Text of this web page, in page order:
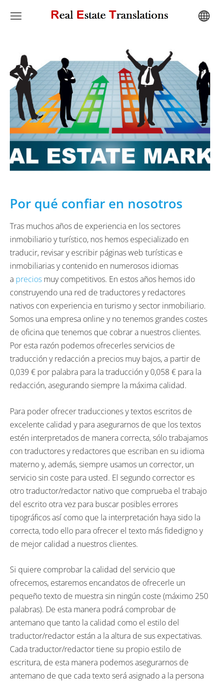
Por qué confiar en nosotros
Tras muchos años de experiencia en los sectores
inmobiliario y turístico, nos hemos especializado en
traducir, revisar y escribir páginas web turísticas e
inmobiliarias y contenido en numerosos idiomas
a precios muy competitivos. En estos años hemos ido
construyendo una red de traductores y redactores
nativos con experiencia en turismo y sector inmobiliario.
Somos una empresa online y no tenemos grandes costes
de oficina que tenemos que cobrar a nuestros clientes.
Por esta razón podemos ofrecerles servicios de
traducción y redacción a precios muy bajos, a partir de
0,039 € por palabra para la traducción y 0,058€ para la
redacción, asegurando siempre la máxima calidad.
Para poder ofrecer traducciones y textos escritos de
excelente calidad y para asegurarnos de que los textos
estén interpretados de manera correcta, sólo trabajamos
con traductores y redactores que escriban en su idioma
materno y, además, siempre usamos un corrector, un
servicio sin coste para usted. El segundo corrector es
otro traductor/redactor nativo que comprueba el trabajo
del escrito otra vez para buscar posibles errores
tipográficos así como que la interpretación haya sido la
correcta, todo ello para ofrecer el texto más fidedigno y
de mejor calidad a nuestros clientes.
Si quiere comprobar la calidad del servicio que
ofrecemos, estaremos encandatos de ofrecerle un
pequeño texto de muestra sin ningún coste (máximo 250
palabras). De esta manera podrá comprobar de
antemano que tanto la calidad como el estilo del
traductor/redactor están a la altura de sus expectativas.
Cada traductor/redactor tiene su propio estilo de
escritura, de esta manera podemos asegurarnos de
antemano de que cada texto será asignado a la persona